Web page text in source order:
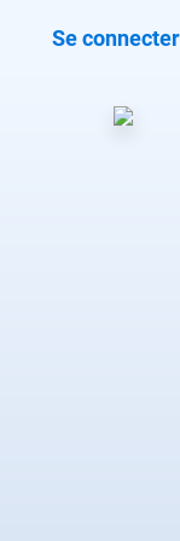
Se connecter